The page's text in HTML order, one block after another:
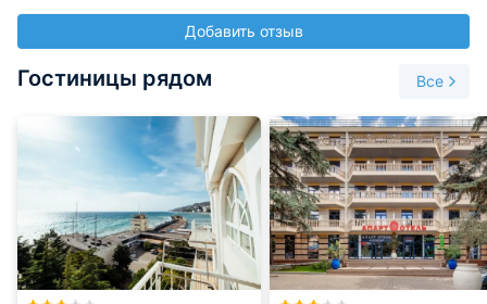
команда. Все надувные принадлежности для комфортного
пребывания на пляже или купания в море типа матрасов,
кругов и мячей, а также ласты для плавания и подводные
маски и можно без проблем арендовать.
Для детей предусмотрена песочница, разнообразные
игрушки, также нарукавники и специальные детские
досточки для плавания.
Отель старается сохранять высокие стандарты
обслуживания, поэтому администрация пляжа всегда
готова помочь своим отдыхающим в том или ином вопросе.
Инфраструктура на территории отеля очень развита, на
Добавить отзыв
Гостиницы рядом Все